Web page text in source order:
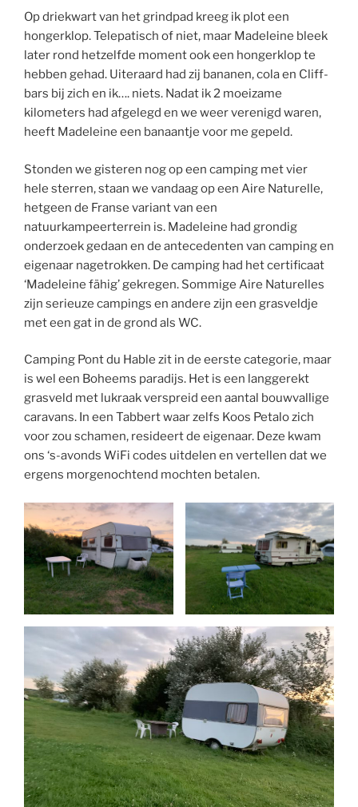
Op driekwart van het grindpad kreeg ik plot een
hongerklop. Telepatisch of niet, maar Madeleine bleek
later rond hetzelfde moment ook een hongerklop te
hebben gehad. Uiteraard had zij bananen, cola en Cliff-
bars bij zich en ik…. niets. Nadat ik 2 moeizame
kilometers had afgelegd en we weer verenigd waren,
heeft Madeleine een banaantje voor me gepeld.
Stonden we gisteren nog op een camping met vier
hele sterren, staan we vandaag op een Aire Naturelle,
hetgeen de Franse variant van een
natuurkampeerterrein is. Madeleine had grondig
onderzoek gedaan en de antecedenten van camping en
eigenaar nagetrokken. De camping had het certificaat
‘Madeleine fähig’ gekregen. Sommige Aire Naturelles
zijn serieuze campings en andere zijn een grasveldje
met een gat in de grond als WC.
Camping Pont du Hable zit in de eerste categorie, maar
is wel een Boheems paradijs. Het is een langgerekt
grasveld met lukraak verspreid een aantal bouwvallige
caravans. In een Tabbert waar zelfs Koos Petalo zich
voor zou schamen, resideert de eigenaar. Deze kwam
ons ‘s-avonds WiFi codes uitdelen en vertellen dat we
ergens morgenochtend mochten betalen.